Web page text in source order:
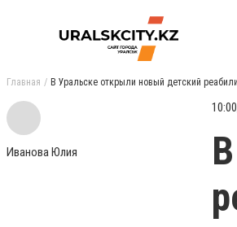
Главная В Уральске открыли новый детский
Иванова Юлия